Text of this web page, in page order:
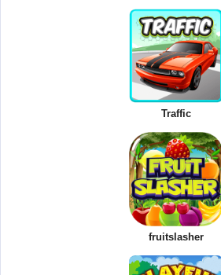
Traffic
fruitslasher